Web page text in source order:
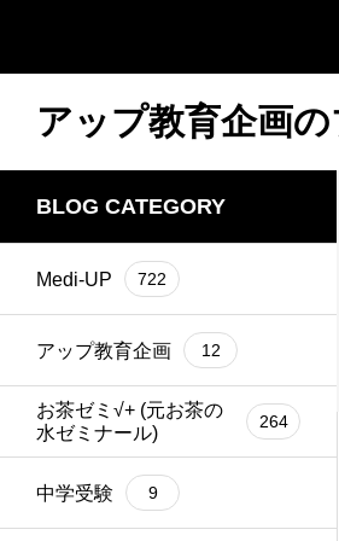
アップ教育企画
BLOG CATEGORY
Medi-UP 722
アップ教育企画 12
お茶ゼミ√+ (元お茶の
水ゼミナール)
264
中学受験 9